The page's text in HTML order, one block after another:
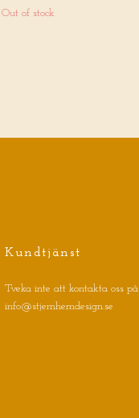
Out of stock
Kundtjänst
Tveka inte att kontakta oss på
info@stjernhemdesign.se